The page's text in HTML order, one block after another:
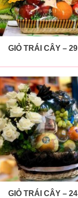
GIỎ TRÁI CÂY – 29
GIỎ TRÁI CÂY – 24